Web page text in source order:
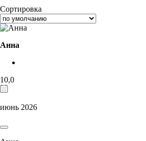
Сортировка
Анна
10,0
июнь 2026